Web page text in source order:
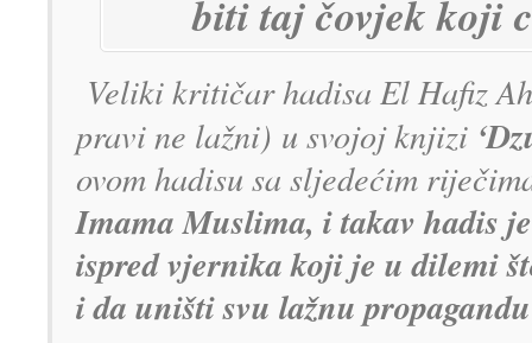
biti taj čovjek koji
Veliki kritičar hadisa El Hafiz
pravi ne lažni) u svojoj knjizi
ovom hadisu sa sljedećim
Imama Muslima, i takav hadis
ispred vjernika koji je u dilemi
i da uništi svu lažnu